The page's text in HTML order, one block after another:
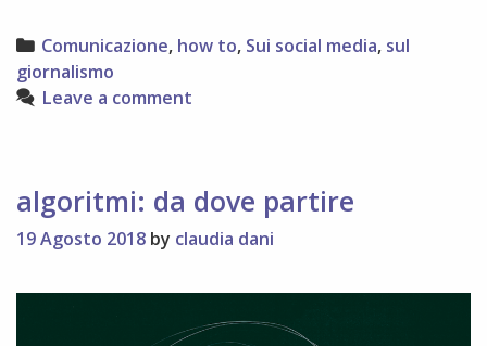
ottobre
2018
digitTorino!
Categories
Comunicazione, how to, Sui social media, sul
giornalismo
Leave a comment
algoritmi: da dove partire
19 Agosto 2018 by claudia dani